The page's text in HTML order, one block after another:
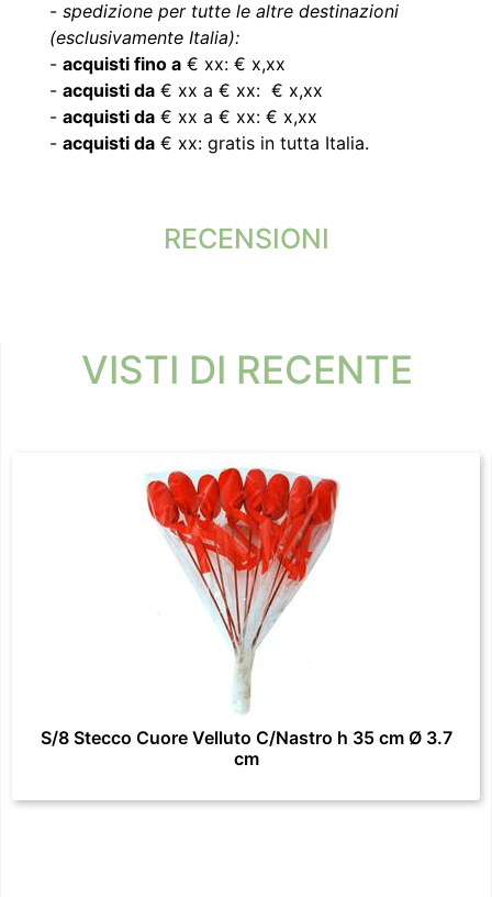
- spedizione per tutte le altre destinazioni
(esclusivamente Italia):
- acquisti fino a € xx: € x,xx
- acquisti da € xx a € xx: € x,xx
- acquisti da € xx a € xx: € x,xx
- acquisti da € xx: gratis in tutta Italia.
RECENSIONI
VISTI DI RECENTE
S/8 Stecco Cuore Velluto C/Nastro h 35 cm Ø 3.7
cm